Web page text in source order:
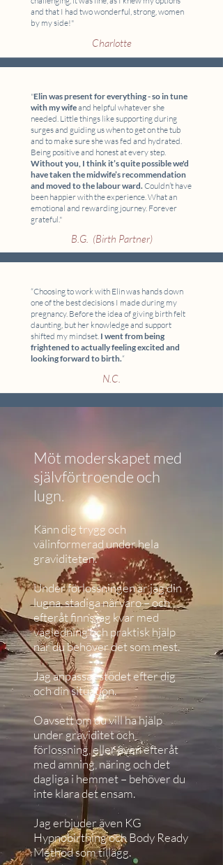
and that I had two wonderful, strong, women
by my side!"
Charlotte
"Elin was present for everything - so in tune
with my wifeand helpful whatever she
needed. Little things like supporting during
surges and guiding us when to get on the tub
and to make sure she was fed and hydrated.
Being positive and honest at every step.
Without you, I think it’s quite possible we'd
have taken the midwife’s recommendation
and moved to the labour ward. Couldn’t have
been happier with the experience. What an
emotional and rewarding journey. Forever
grateful."
B.G. (Birth Partner)
“Choosing to work with Elin was hands down
one of the best decisions I made during my
pregnancy. Before the idea of giving birth felt
daunting, but her knowledge and support
shifted my mindset. I went from being
frightened to actually feeling excited and
looking forward to birth.“
N.C.
Möt moderskapet med
självförtroende och
lugn.
Känn dig trygg och
välinformerad under hela
graviditeten.
Under förlossningen är jag din
lugna, stadiga närvaro – och
efteråt finns jag kvar med
vägledning och praktisk hjälp
när du behöver det som mest.
Jag anpassar stödet efter dig
och din situation.
Oavsett om du vill ha hjälp
under graviditet och
förlossning, eller även efteråt
med amning, näring och det
dagliga i hemmet – behöver du
inte klara det ensam.
Jag erbjuder även KG
Hypnobirthing och Body Ready
Method som tillägg.